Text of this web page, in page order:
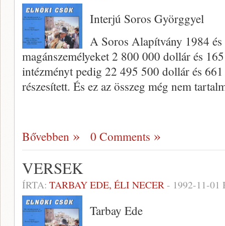
Interjú Soros Györggyel
A Soros Alapítvány 1984
magánszemélyeket 2 800 000 dollár és
intézményt pedig 22 495 500 dollár és
részesített. És ez az összeg még nem
Bővebben 0 Comments
VERSEK
ÍRTA: TARBAY EDE, ÉLI NECER- 1992-11-01
Tarbay Ede